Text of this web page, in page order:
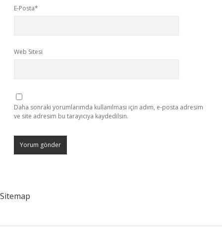
E-Posta*
Web Sitesi
Daha sonraki yorumlarımda kullanılması için adım, e-posta adresim
ve site adresim bu tarayıcıya kaydedilsin.
Sitemap